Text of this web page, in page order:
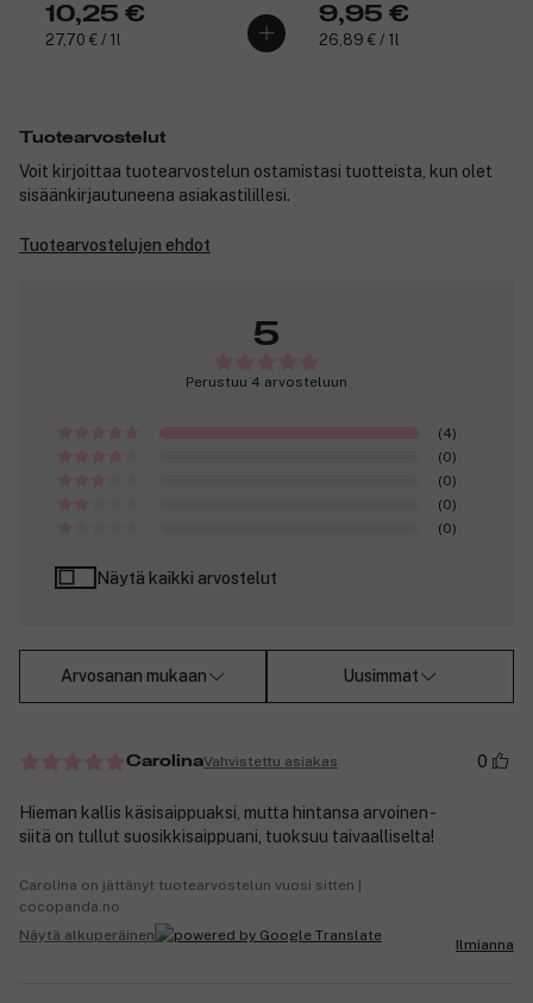
10,25 €
27,70 € / 1l
9,95 €
26,89 € / 1l
Tuotearvostelut
Voit kirjoittaa tuotearvostelun ostamistasi tuotteista, kun olet
sisäänkirjautuneena asiakastilillesi.
Tuotearvostelujen ehdot
5
Perustuu 4 arvosteluun
(4)
(0)
(0)
(0)
(0)
Näytä kaikki arvostelut
Arvosanan mukaan Uusimmat
CarolinaVahvistettu asiakas 0
Hieman kallis käsisaippuaksi, mutta hintansa arvoinen -
siitä on tullut suosikkisaippuani, tuoksuu taivaalliselta!
Carolina on jättänyt tuotearvostelun vuosi sitten |
cocopanda.no
Näytä alkuperäinen
Ilmianna